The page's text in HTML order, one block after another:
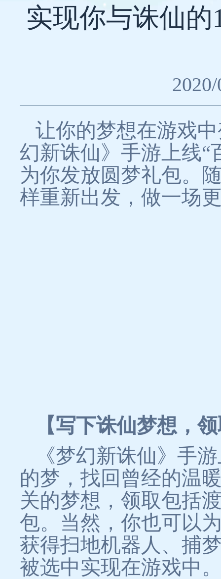
实现你与诛仙
让你的梦想在游戏
幻新诛仙》手游上线“
为你发放圆梦礼包。
样重新出发，做一场
【写下诛仙梦想，
《梦幻新诛仙》手
的梦，找回曾经的温
关的梦想，领取包括
包。当然，你也可以
获得扫地机器人、捕
被选中实现在游戏中